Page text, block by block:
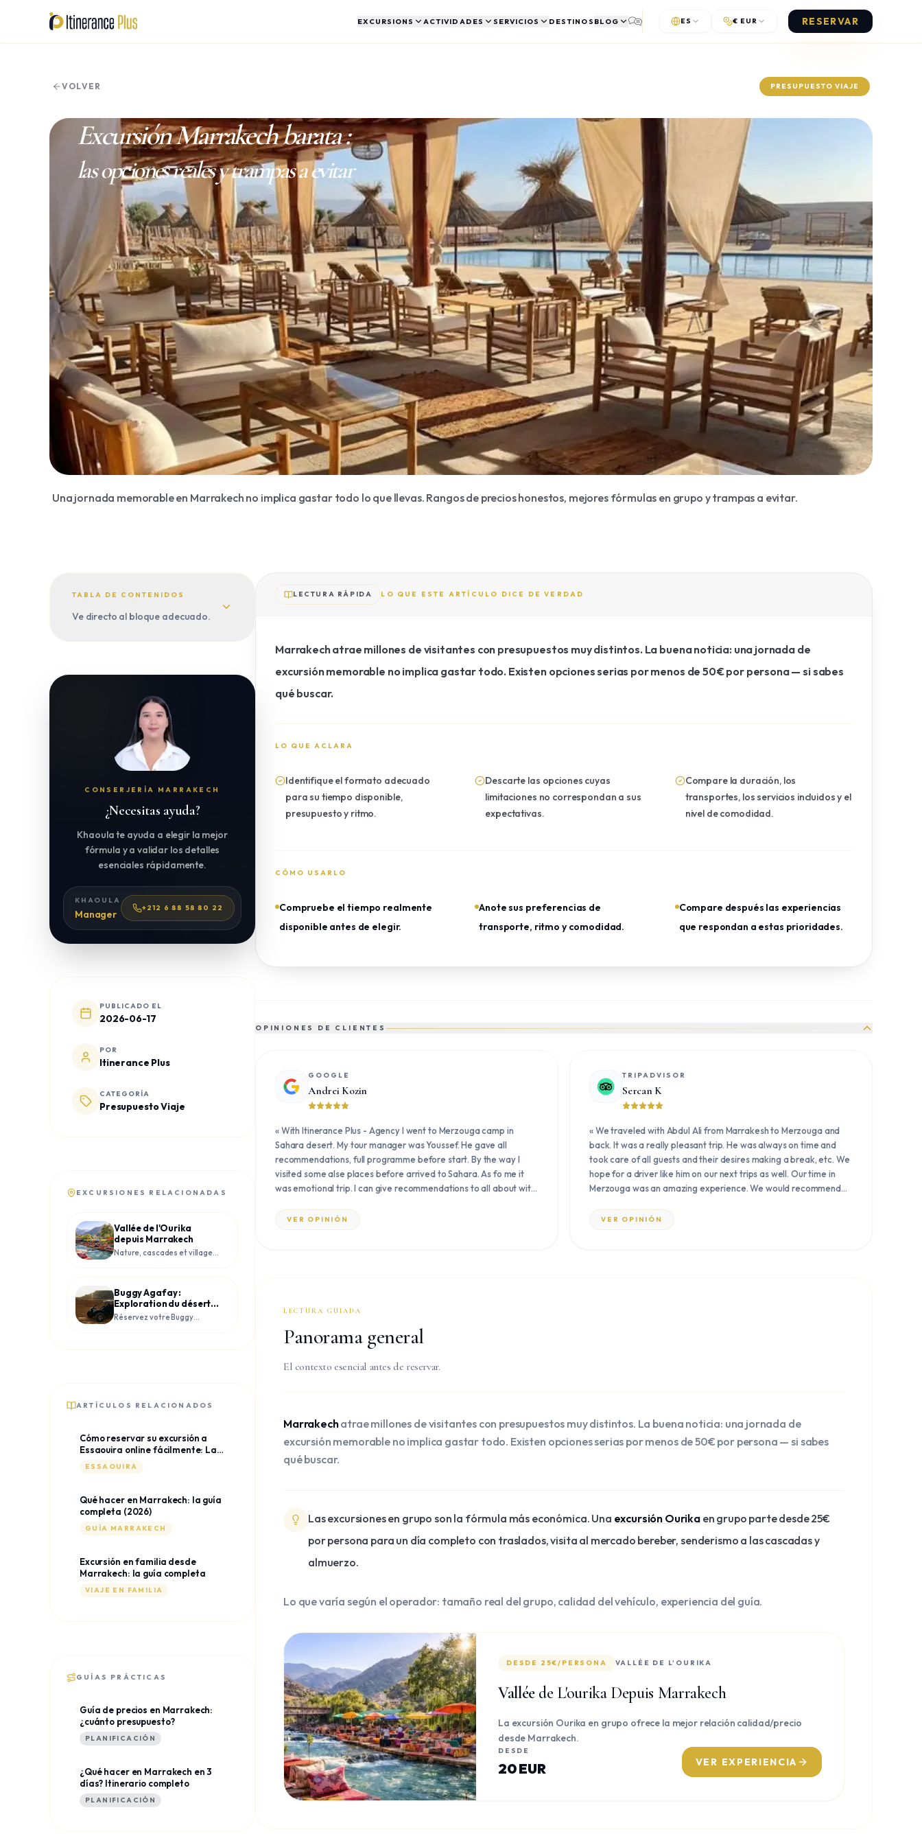
EXCURSIONS
PACKS
Experiencias combinadas Agafay
PACK A MEDIDA
Crea tu propia combinación
ACTIVIDADES SERVICIOS
TRASLADOS
Aeropuerto, hotel, interurbano
VISADO
Solicitud simplificada
BILLETES DE AVIÓN
Vuelos nacionales e
internacionales
DESTINOS BLOG
Comparativas y consejos prácticos
HISTORIA
ES € EUR RESERVAR
VOLVER PRESUPUESTO VIAJE
Excursión Marrakech barata:
las opciones reales y trampas a evitar
Una jornada memorable en Marrakech no implica gastar todo lo que llevas. Rangos de precios honestos, mejores fórmulas en grupo y trampas a evitar.
TABLA DE CONTENIDOS
Ve directo al bloque adecuado.
CONSERJERÍA MARRAKECH
¿Necesitas ayuda?
Khaoula te ayuda a elegir la mejor
fórmula y a validar los detalles
esenciales rápidamente.
KHAOULA
Manager
+212 6 88 58 80 22
PUBLICADO EL
2026-06-17
POR
Itinerance Plus
CATEGORÍA
Presupuesto Viaje
EXCURSIONES RELACIONADAS
Vallée de l'Ourika
depuis Marrakech
Nature, cascades et villages
Buggy Agafay :
Exploration du désert
de pierre depuis
Réservez votre Buggy
ARTÍCULOS RELACIONADOS
Cómo reservar su excursión a
Essaouira online fácilmente: La
ESSAOUIRA
Qué hacer en Marrakech: la guía
completa (2026)
GUÍA MARRAKECH
Excursión en familia desde
Marrakech: la guía completa
VIAJE EN FAMILIA
GUÍAS PRÁCTICAS
Guía de precios en Marrakech:
¿cuánto presupuesto?
PLANIFICACIÓN
¿Qué hacer en Marrakech en 3
días? Itinerario completo
PLANIFICACIÓN
LECTURA RÁPIDA LO QUE ESTE ARTÍCULO DICE DE VERDAD
Marrakech atrae millones de visitantes con presupuestos muy distintos. La buena noticia: una jornada de
excursión memorable no implica gastar todo. Existen opciones serias por menos de 50€ por persona — si sabes
qué buscar.
LO QUE ACLARA
Identifique el formato adecuado
para su tiempo disponible,
presupuesto y ritmo.
Descarte las opciones cuyas
limitaciones no correspondan a sus
expectativas.
Compare la duración, los
transportes, los servicios incluidos y el
nivel de comodidad.
CÓMO USARLO
Compruebe el tiempo realmente
disponible antes de elegir.
Anote sus preferencias de
transporte, ritmo y comodidad.
Compare después las experiencias
que respondan a estas prioridades.
OPINIONES DE CLIENTES
GOOGLE
Andrei Kozin
«With Itinerance Plus - Agency I went to Merzouga camp in
Sahara desert. My tour manager was Youssef. He gave all
recommendations, full programme before start. By the way I
visited some alse places before arrived to Sahara. As fo me it
was emotional trip. I can give recommendations to all about with
happy our meeting again.
VER OPINIÓN
TRIPADVISOR
Sercan K
«We traveled with Abdul Ali from Marrakesh to Merzouga and
back. It was a really pleasant trip. He was always on time and
took care of all guests and their desires making a break, etc. We
hope for a driver like him on our next trips as well. Our time in
Merzouga was an amazing experience. We would recommend
one time experience! For a VIP trip we paid 90€ each and it was
worth every euro.»
VER OPINIÓN
LECTURA GUIADA
Panorama general
El contexto esencial antes de reservar.
Marrakechatrae millones de visitantes con presupuestos muy distintos. La buena noticia: una jornada de
excursión memorable no implica gastar todo. Existen opciones serias por menos de 50€ por persona — si sabes
qué buscar.
Las excursiones en grupo son la fórmula más económica. Una excursión Ourika en grupo parte desde 25€
por persona para un día completo con traslados, visita al mercado bereber, senderismo a las cascadas y
almuerzo.
Lo que varía según el operador: tamaño real del grupo, calidad del vehículo, experiencia del guía.
DESDE 25€/PERSONA VALLÉE DE L'OURIKA
Valléede L'ourika Depuis Marrakech
La excursión Ourika en grupo ofrece la mejor relación calidad/precio
desde Marrakech.
DESDE
20 EUR VER EXPERIENCIA